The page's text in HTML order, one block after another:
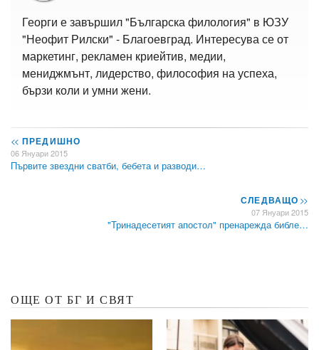
Георги е завършил "Българска филология" в ЮЗУ
"Неофит Рилски" - Благоевград. Интересува се от
маркетинг, рекламен криейтив, медии,
мениджмънт, лидерство, философия на успеха,
бързи коли и умни жени.
<< ПРЕДИШНО
06 Януари 2015
Първите звездни сватби, бебета и разводи…
СЛЕДВАЩО>>
07 Януари 2015
"Тринадесетият апостол" пренарежда библе…
ОЩЕ ОТ БГ И СВЯТ